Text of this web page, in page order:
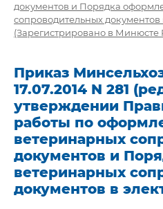
документов и Порядка
сопроводительных
(Зарегистрировано в Минюсте
Приказ
17.07.2014 N 281
утверждении
работы по
ветеринарных
документов и
ветеринарных
документов в